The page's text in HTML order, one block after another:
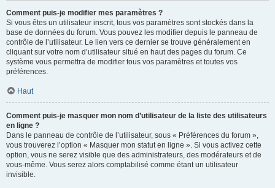
Comment puis-je modifier mes paramètres ?
Si vous êtes un utilisateur inscrit, tous vos paramètres sont stockés dans la
base de données du forum. Vous pouvez les modifier depuis le panneau de
contrôle de l’utilisateur. Le lien vers ce dernier se trouve généralement en
cliquant sur votre nom d’utilisateur situé en haut des pages du forum. Ce
système vous permettra de modifier tous vos paramètres et toutes vos
préférences.
Haut
Comment puis-je masquer mon nom d’utilisateur de la liste des utilisateurs
en ligne ?
Dans le panneau de contrôle de l’utilisateur, sous « Préférences du forum »,
vous trouverez l’option « Masquer mon statut en ligne ». Si vous activez cette
option, vous ne serez visible que des administrateurs, des modérateurs et de
vous-même. Vous serez alors comptabilisé comme étant un utilisateur
invisible.